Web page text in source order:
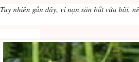
Tuy nhiên gần đây, vì nạn săn bắt vừa bãi,